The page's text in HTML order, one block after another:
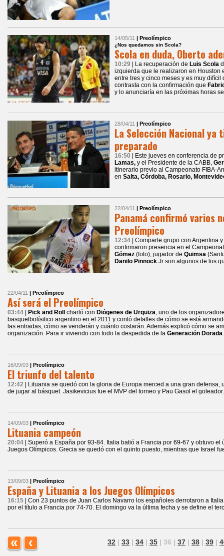
14/05/11 | Preolímpico
¿Nos quedamos sin Scola?
Scola en duda, Oberto
10:29 | La recuperación de Luis Scola
izquierda que le realizaron en Houston
entre tres y cinco meses y es muy
contrasta con la confirmación que
y lo anunciaría en las próximas horas
28/04/11 | Preolímpico
La Selección Nacional
preparado
16:50
| Este jueves en conferencia de
Lamas, y el Presidente de la CABB,
itinerario previo al Campeonato FIBA-
en Salta, Córdoba, Rosario,
22/04/11 | Preolímpico
Panamá confirmó varios
Preolímpico
12:34
| Comparte grupo con Argentina
confirmaron presencia en el
Gómez (foto), jugador de Quimsa
Danilo Pinnock Jr son algunos de los
22/04/11 | Preolímpico
Así será el Preolímpico
03:44 Pick and Roll charló con Diógenes de Urquiza, uno de los
basquetbolísitico argentino en el 2011 y contó detalles de cómo se está
las entradas, cómo se venderán y cuánto costarán. Además explicó cómo se
organización. Para ir viviendo con todo la despedida de la Generación Dorada.
16/09/03 | Preolímpico
El triunfo del talento
12:42
| Lituania se quedó con la gloria de Europa merced a una gran
de jugar al básquet. Jasikevicius fue el MVP del torneo y Pau Gasol el goleador.
14/09/03 | Preolímpico
Lituania campeón
20:04
| Superó a España por 93-84. Italia batió a Francia por 69-67 y obtuvo
Juegos Olímpicos. Grecia se quedó con el quinto puesto, mientras que Israel
13/09/03 | Preolímpico
España y Lituania a los Juegos Olímpicos
16:15
| Con 23 puntos de Juan Carlos Navarro los españoles derrotaron a
por el título a Francia por 74-70. El domingo va la última fecha y se define el
« ‹ 32 | 33 | 34 | 35 | 36 | 37 | 38 | 39 |